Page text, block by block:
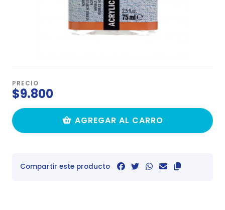
PRECIO
$9.800
AGREGAR AL CARRO
Compartir este producto